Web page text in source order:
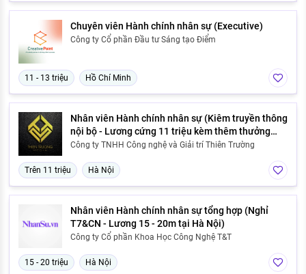
Chuyên viên Hành chính nhân sự (Executive)
Công ty Cổ phần Đầu tư Sáng tạo Điểm
11 - 13 triệu Hồ Chí Minh
Nhân viên Hành chính nhân sự (Kiêm truyền thông
nội bộ - Lương cứng 11 triệu kèm thêm thưởng
- Hà Nội - Đi làm ngay)
Công ty TNHH Công nghệ và Giải trí Thiên Trường
Trên 11 triệu Hà Nội
Nhân viên Hành chính nhân sự tổng hợp (Nghỉ
T7&CN - Lương 15 - 20m tại Hà Nội)
Công ty Cổ phần Khoa Học Công Nghệ T&T
15 - 20 triệu Hà Nội